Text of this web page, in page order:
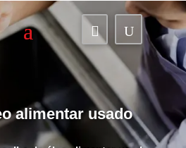
 U
alimentar usado